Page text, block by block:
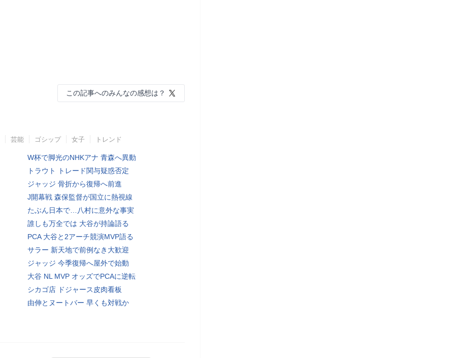
この記事へのみんなの感想は？
芸能 ゴシップ 女子 トレンド
W杯で脚光のNHKアナ 青森へ異動
トラウト トレード関与疑惑否定
ジャッジ 骨折から復帰へ前進
J開幕戦 森保監督が国立に熱視線
たぶん日本で…八村に意外な事実
誰しも万全では 大谷が持論語る
PCA 大谷と2アーチ競演MVP語る
サラー 新天地で前例なき大歓迎
ジャッジ 今季復帰へ屋外で始動
大谷 NL MVP オッズでPCAに逆転
シカゴ店 ドジャース皮肉看板
由伸とヌートバー 早くも対戦か